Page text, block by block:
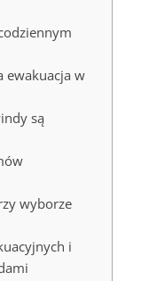
ewakuacja w
są
wyborze
i